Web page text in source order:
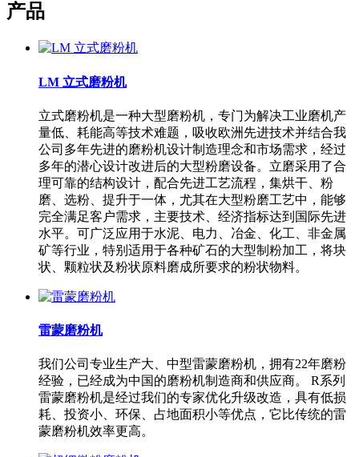
产品
LM 立式磨粉机
立式磨粉机是一种大型磨粉机，专门为解决工业磨机产
量低、耗能高等技术难题，吸收欧洲先进技术并结合我
公司多年先进的磨粉机设计制造理念和市场需求，经过
多年的潜心设计改进后的大型粉磨设备。立磨采用了合
理可靠的结构设计，配合先进工艺流程，集烘干、粉
磨、选粉、提升于一体，尤其在大型粉磨工艺中，能够
完全满足客户需求，主要技术、经济指标达到国际先进
水平。可广泛应用于水泥、电力、冶金、化工、非金属
矿等行业，特别适用于各种矿石的大型制粉加工，将块
状、颗粒状及粉状原料磨成所要求的粉状物料。
雷蒙磨粉机
我们公司专业生产大、中型雷蒙磨粉机，拥有22年磨粉
经验，已经成为中国的磨粉机制造商和供应商。 R系列
雷蒙磨粉机是经过我们的专家优化升级改造，具有低损
耗、投资小、环保、占地面积小等优点，它比传统的雷
蒙磨粉机效率更高。